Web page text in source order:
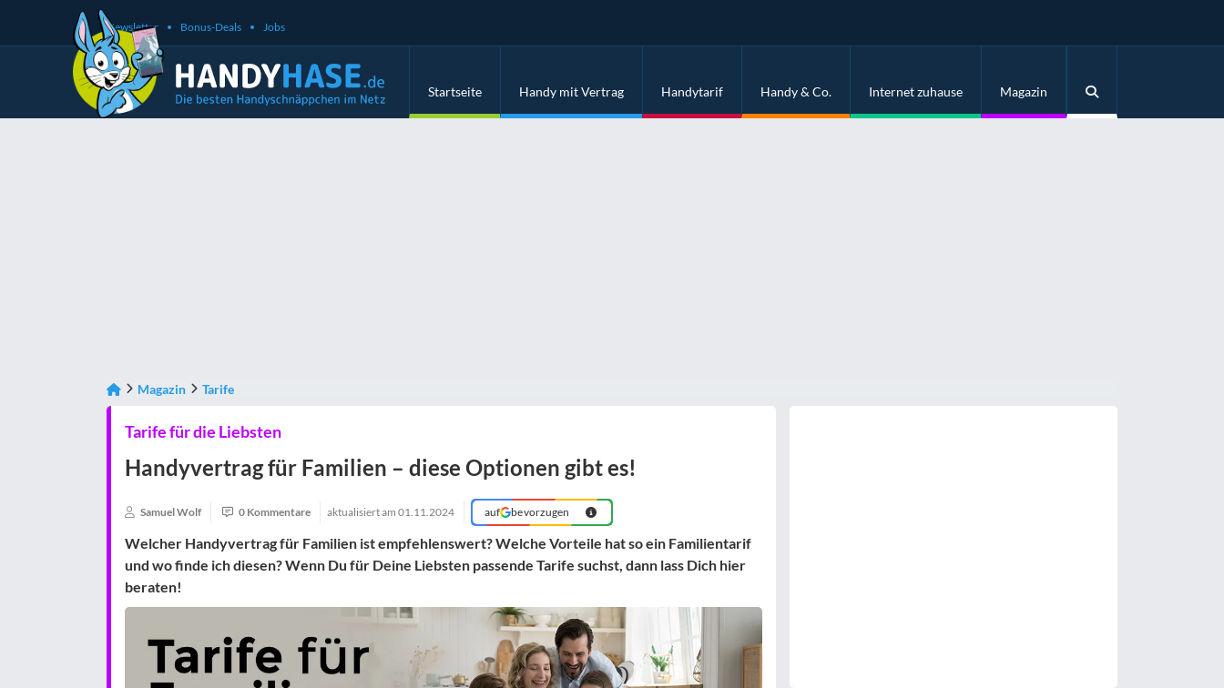
Newsletter Bonus-Deals Jobs
Startseite Handy mit Vertrag Handytarif Handy & Co. Internet zuhause Magazin
Magazin Tarife
Tarife für die Liebsten
Handyvertrag für Familien – diese Optionen gibt es!
Samuel Wolf 0 Kommentare aktualisiert am 01.11.2024 auf bevorzugen
Welcher Handyvertrag für Familien ist empfehlenswert? Welche Vorteile hat so ein Familientarif
und wo finde ich diesen? Wenn Du für Deine Liebsten passende Tarife suchst, dann lass Dich hier
beraten!